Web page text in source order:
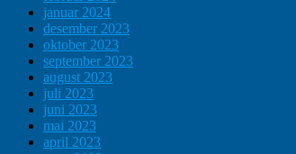
januar 2024
desember 2023
oktober 2023
september 2023
august 2023
juli 2023
juni 2023
mai 2023
april 2023